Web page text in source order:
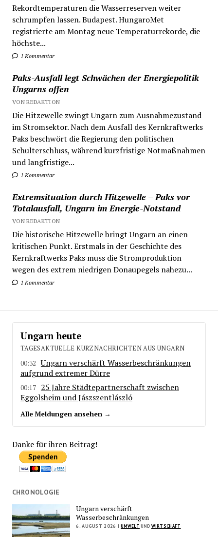
Rekordtemperaturen die Wasserreserven weiter
schrumpfen lassen. Budapest. HungaroMet
registrierte am Montag neue Temperaturrekorde, die
höchste...
1 Kommentar
Paks-Ausfall legt Schwächen der Energiepolitik
Ungarns offen
VON REDAKTION
Die Hitzewelle zwingt Ungarn zum Ausnahmezustand
im Stromsektor. Nach dem Ausfall des Kernkraftwerks
Paks beschwört die Regierung den politischen
Schulterschluss, während kurzfristige Notmaßnahmen
und langfristige...
1 Kommentar
Extremsituation durch Hitzewelle – Paks vor
Totalausfall, Ungarn im Energie-Notstand
VON REDAKTION
Die historische Hitzewelle bringt Ungarn an einen
kritischen Punkt. Erstmals in der Geschichte des
Kernkraftwerks Paks muss die Stromproduktion
wegen des extrem niedrigen Donaupegels nahezu...
1 Kommentar
Ungarn heute
TAGESAKTUELLE KURZNACHRICHTEN AUS UNGARN
00:32
Ungarn verschärft Wasserbeschränkungen
aufgrund extremer Dürre
00:17
25 Jahre Städtepartnerschaft zwischen
Eggolsheim und Jászszentlászló
Alle Meldungen ansehen →
Danke für ihren Beitrag!
CHRONOLOGIE
Ungarn verschärft
Wasserbeschränkungen
6. AUGUST 2026 | UMWELT UND WIRTSCHAFT